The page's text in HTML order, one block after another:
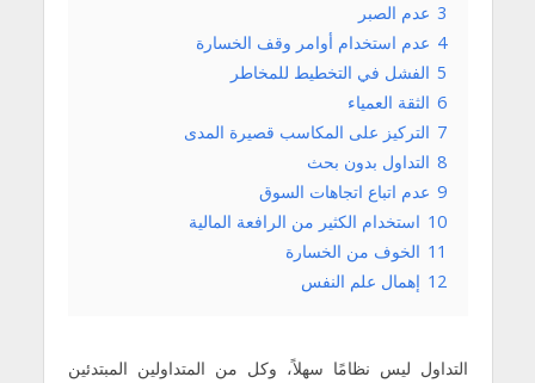
3 عدم الصبر
4 عدم استخدام أوامر وقف الخسارة
5 الفشل في التخطیط للمخاطر
6 الثقة العمیاء
7 التركیز على المكاسب قصیرة المدى
8 التداول بدون بحث
9 عدم اتباع اتجاھات السوق
10 استخدام الكثیر من الرافعة المالیة
11 الخوف من الخسارة
12 إھمال علم النفس
التداول لیس نظامًا سھلاً، وكل من المتداولین المبتدئین